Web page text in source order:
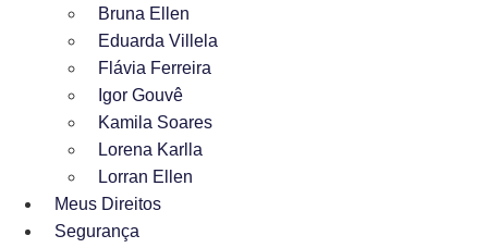
Bruna Ellen
Eduarda Villela
Flávia Ferreira
Igor Gouvê
Kamila Soares
Lorena Karlla
Lorran Ellen
Meus Direitos
Segurança